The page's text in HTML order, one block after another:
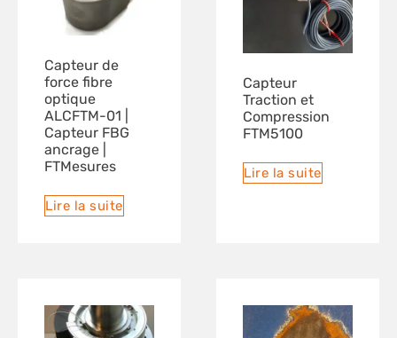
Capteur de
force fibre
optique
ALCFTM-01 |
Capteur FBG
ancrage |
FTMesures
Lire la suite
Capteur
Traction et
Compression
FTM5100
Lire la suite